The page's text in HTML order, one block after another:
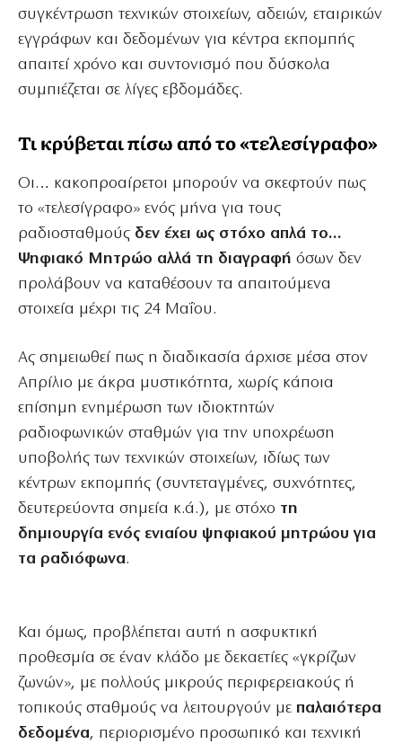
συγκέντρωση τεχνικών στοιχείων, αδειών, εταιρικών
εγγράφων και δεδομένων για κέντρα εκπομπής
απαιτεί χρόνο και συντονισμό που δύσκολα
συμπιέζεται σε λίγες εβδομάδες.
Τι κρύβεται πίσω από το «τελεσίγραφο»
Οι… κακοπροαίρετοι μπορούν να σκεφτούν πως
το «τελεσίγραφο» ενός μήνα για τους
ραδιοσταθμούςδεν έχει ως στόχο απλά το…
Ψηφιακό Μητρώο αλλά τη διαγραφή όσων δεν
προλάβουν να καταθέσουν τα απαιτούμενα
στοιχεία μέχρι τις 24 Μαΐου.
Ας σημειωθεί πως η διαδικασία άρχισε μέσα στον
Απρίλιο με άκρα μυστικότητα, χωρίς κάποια
επίσημη ενημέρωση των ιδιοκτητών
ραδιοφωνικών σταθμών για την υποχρέωση
υποβολής των τεχνικών στοιχείων, ιδίως των
κέντρων εκπομπής (συντεταγμένες, συχνότητες,
δευτερεύοντα σημεία κ.ά.), με στόχο τη
δημιουργία ενός ενιαίου ψηφιακού μητρώου για
τα ραδιόφωνα.
Και όμως, προβλέπεται αυτή η ασφυκτική
προθεσμία σε έναν κλάδο με δεκαετίες «γκρίζων
ζωνών», με πολλούς μικρούς περιφερειακούς ή
τοπικούς σταθμούς να λειτουργούν με παλαιότερα
δεδομένα, περιορισμένο προσωπικό και τεχνική